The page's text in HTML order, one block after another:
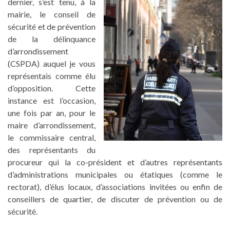
mairie, le conseil de
sécurité et de prévention
de la délinquance
d’arrondissement
(CSPDA) auquel je vous
représentais comme élu
d’opposition. Cette
instance est l’occasion,
une fois par an, pour le
maire d’arrondissement,
le commissaire central,
des représentants du
procureur qui la co-président et d’autres représentants
d’administrations municipales ou étatiques (comme le
rectorat), d’élus locaux, d’associations invitées ou enfin de
conseillers de quartier, de discuter de prévention ou de
sécurité.